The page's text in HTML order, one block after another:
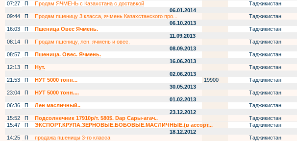
07:27
П Продам ЯЧМЕНЬ с Казахстана с доставкой Таджикистан
06.01.2014
09:44
П Продам пшеницу 3 класса, ячмень Казахстанского про... Таджикистан
06.10.2013
16:03
П Пшеница Овес Ячмень. Таджикистан
11.09.2013
08:14
П Продам пшеницу, лен. ячмень и овес. Таджикистан
08.09.2013
08:57
П Пшеница. Овес. Ячмень. Таджикистан
16.06.2013
12:13
П Нут. Таджикистан
02.06.2013
21:53
П НУТ 5000 тонн... 19900 Таджикистан
30.05.2013
23:04
П НУТ 5000 тонн.... Таджикистан
01.02.2013
06:36
П Лен масличный.. Таджикистан
23.12.2012
15:52
П Подсолнечник 17910р/т. 580$. Dap Сары-агач.. Таджикистан
15:47
П ЭКСПОРТ.КРУПА.ЗЕРНОВЫЕ.БОБОВЫЕ.МАСЛИЧНЫЕ.(в ассорт... Таджикистан
18.12.2012
14:25
П продажа пшеницы 3-го класса Таджикистан